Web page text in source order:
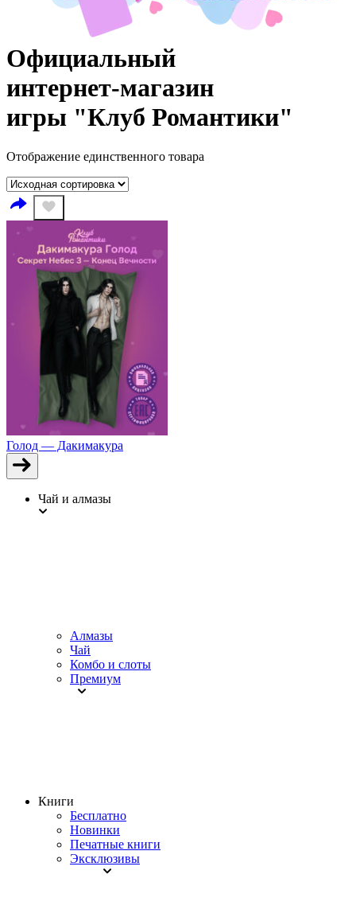
Официальный
интернет‑магазин
игры "Клуб Романтики"
Отображение единственного товара
Голод — Дакимакура
Чай и алмазы
Алмазы
Чай
Комбо и слоты
Премиум
Книги
Бесплатно
Новинки
Печатные книги
Эксклюзивы